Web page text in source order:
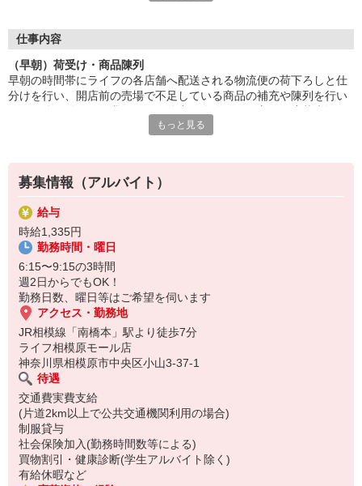
アットホームな雰囲気のお店です。長期で活躍するスタッフに
えていただく作業が多く感じるかもしれませんが、難しいお仕事
はありませんので、どなたでも楽しく働くことができます。
仕事内容
（早朝）荷受け・商品陳列
早朝の時間帯にライフの各店舗へ配送される物流便の荷下ろしと仕
分けを行い、開店前の売場で不足している商品の補充や陳列を行い
迎！お客さまと直接やりとりすることがないので、黙々とお仕事し
もっと見る
募集情報（アルバイト）
給与
時給1,335円
勤務時間・曜日
6:15〜9:15の3時間
週2日からでもOK！
勤務日数、曜日等はご希望を伺います
アクセス・勤務地
JR相模線「南橋本」駅より徒歩7分
ライフ相模原モール店
神奈川県相模原市中央区小山3-37-1
待遇
交通費実費支給
(片道2km以上で公共交通機関利用の場合)
制服貸与
社会保険加入(勤務時間数等による)
買物割引・健康診断(学生アルバイト除く)
有給休暇など